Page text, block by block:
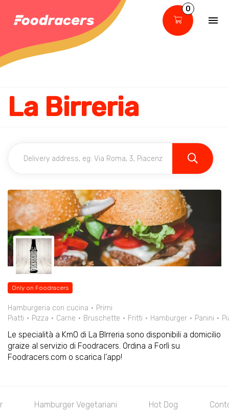
0
La Birreria
Only on Foodracers
Hamburgeria con cucina
Primi
Piatti
Pizza Carne Bruschette Fritti Hamburger Panini
Le specialità a Km0 di La BIrreria sono disponibili a domicilio
graize al servizio di Foodracers. Ordina a Forlì su
Foodracers.com o scarica l'app!
Hamburger Vegetariani Hot Dog